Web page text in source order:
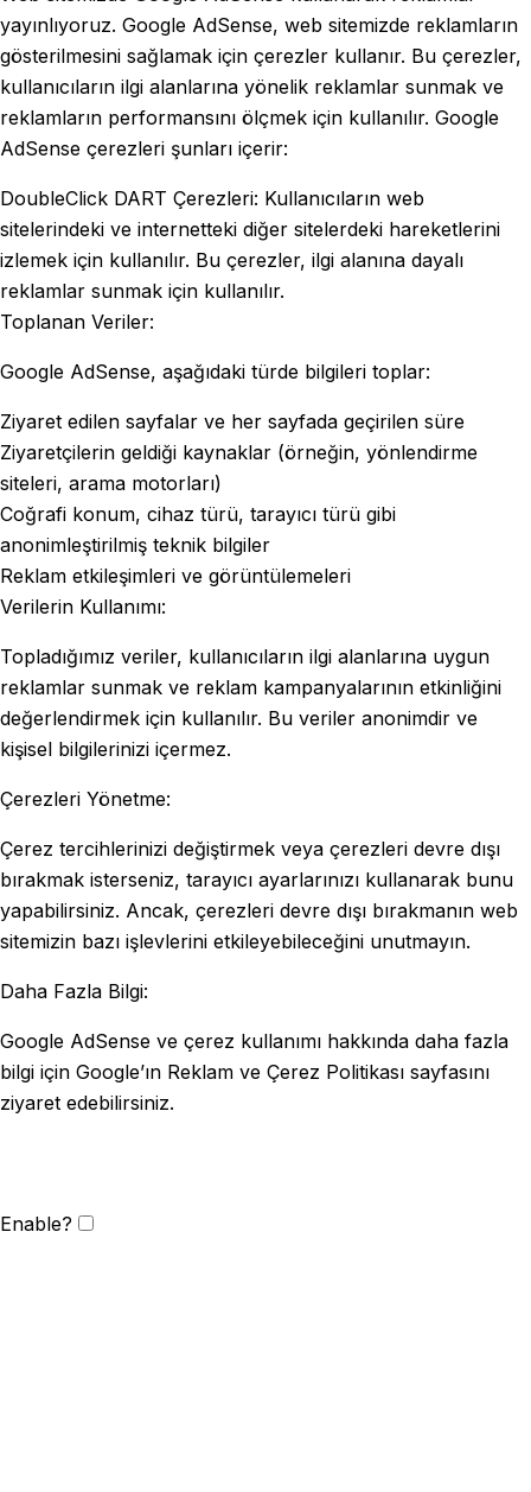
yayınlıyoruz. Google AdSense, web sitemizde reklamların
gösterilmesini sağlamak için çerezler kullanır. Bu çerezler,
kullanıcıların ilgi alanlarına yönelik reklamlar sunmak ve
reklamların performansını ölçmek için kullanılır. Google
AdSense çerezleri şunları içerir:
DoubleClick DART Çerezleri: Kullanıcıların web
sitelerindeki ve internetteki diğer sitelerdeki hareketlerini
izlemek için kullanılır. Bu çerezler, ilgi alanına dayalı
reklamlar sunmak için kullanılır.
Toplanan Veriler:
Google AdSense, aşağıdaki türde bilgileri toplar:
Ziyaret edilen sayfalar ve her sayfada geçirilen süre
Ziyaretçilerin geldiği kaynaklar (örneğin, yönlendirme
siteleri, arama motorları)
Coğrafi konum, cihaz türü, tarayıcı türü gibi
anonimleştirilmiş teknik bilgiler
Reklam etkileşimleri ve görüntülemeleri
Verilerin Kullanımı:
Topladığımız veriler, kullanıcıların ilgi alanlarına uygun
reklamlar sunmak ve reklam kampanyalarının etkinliğini
değerlendirmek için kullanılır. Bu veriler anonimdir ve
kişisel bilgilerinizi içermez.
Çerezleri Yönetme:
Çerez tercihlerinizi değiştirmek veya çerezleri devre dışı
bırakmak isterseniz, tarayıcı ayarlarınızı kullanarak bunu
yapabilirsiniz. Ancak, çerezleri devre dışı bırakmanın web
sitemizin bazı işlevlerini etkileyebileceğini unutmayın.
Daha Fazla Bilgi:
Google AdSense ve çerez kullanımı hakkında daha fazla
bilgi için Google’ın Reklam ve Çerez Politikası sayfasını
ziyaret edebilirsiniz.
Enable?